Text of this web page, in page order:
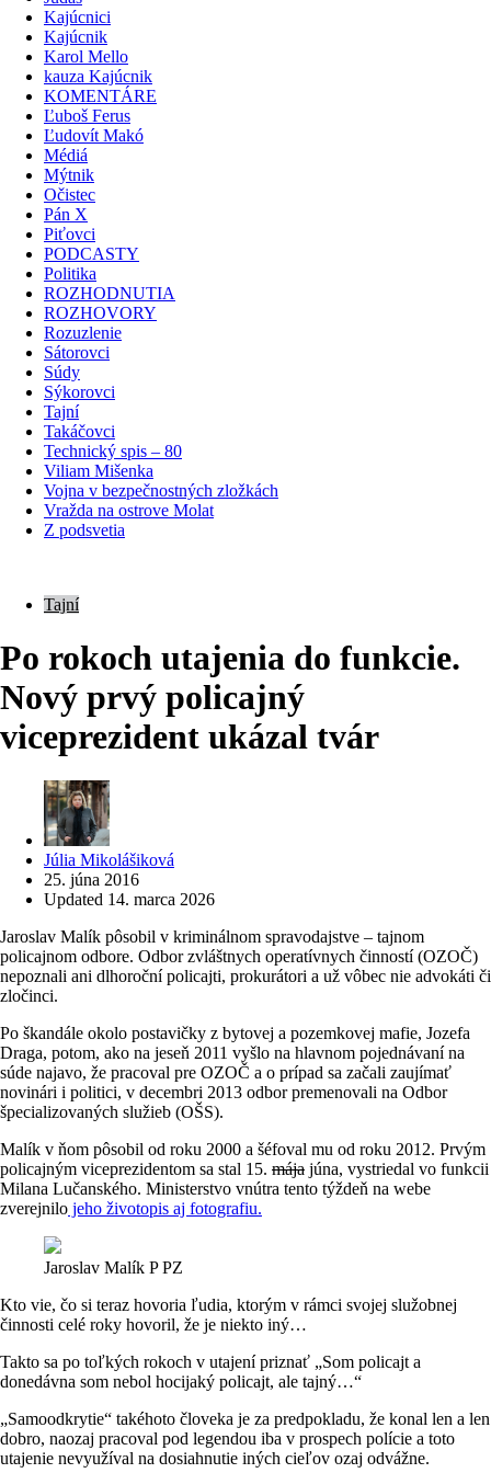
Kajúcnici
Kajúcnik
Karol Mello
kauza Kajúcnik
KOMENTÁRE
Ľuboš Ferus
Ľudovít Makó
Médiá
Mýtnik
Očistec
Pán X
Piťovci
PODCASTY
Politika
ROZHODNUTIA
ROZHOVORY
Rozuzlenie
Sátorovci
Súdy
Sýkorovci
Tajní
Takáčovci
Technický spis – 80
Viliam Mišenka
Vojna v bezpečnostných zložkách
Vražda na ostrove Molat
Z podsvetia
Tajní
Po rokoch utajenia do funkcie.
Nový prvý policajný
viceprezident ukázal tvár
Posted
by
Júlia Mikolášiková
25. júna 2016
Updated 14. marca 2026
Jaroslav Malík pôsobil v kriminálnom spravodajstve – tajnom
policajnom odbore. Odbor zvláštnych operatívnych činností (OZOČ)
nepoznali ani dlhoroční policajti, prokurátori a už vôbec nie advokáti či
zločinci.
Po škandále okolo postavičky z bytovej a pozemkovej mafie, Jozefa
Draga, potom, ako na jeseň 2011 vyšlo na hlavnom pojednávaní na
súde najavo, že pracoval pre OZOČ a o prípad sa začali zaujímať
novinári i politici, v decembri 2013 odbor premenovali na Odbor
špecializovaných služieb (OŠS).
Malík v ňom pôsobil od roku 2000 a šéfoval mu od roku 2012. Prvým
policajným viceprezidentom sa stal 15. mája júna, vystriedal vo funkcii
Milana Lučanského. Ministerstvo vnútra tento týždeň na webe
zverejnilo jeho životopis aj fotografiu.
Jaroslav Malík P PZ
Kto vie, čo si teraz hovoria ľudia, ktorým v rámci svojej služobnej
činnosti celé roky hovoril, že je niekto iný…
Takto sa po toľkých rokoch v utajení priznať „Som policajt a
donedávna som nebol hocijaký policajt, ale tajný…“
„Samoodkrytie“ takéhoto človeka je za predpokladu, že konal len a len
dobro, naozaj pracoval pod legendou iba v prospech polície a toto
utajenie nevyužíval na dosiahnutie iných cieľov ozaj odvážne.